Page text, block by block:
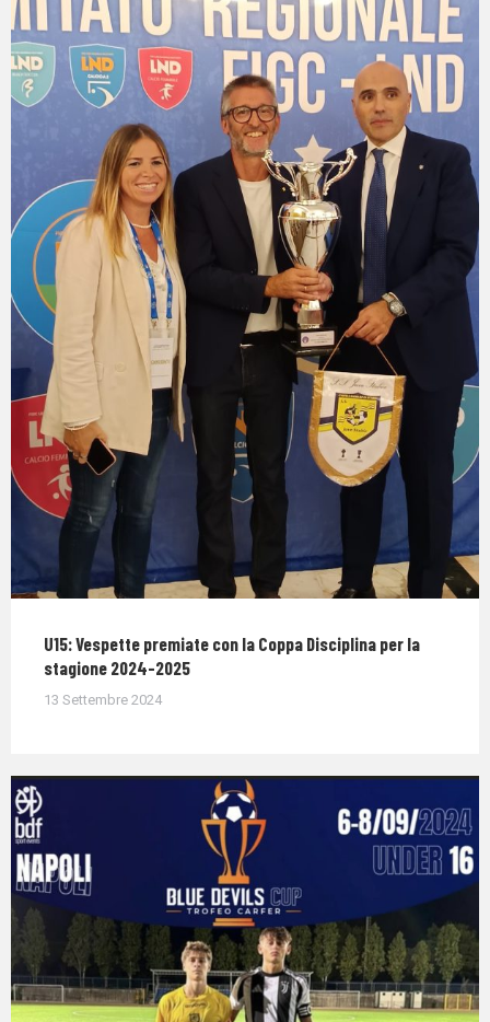
U15: Vespette premiate con la Coppa Disciplina per la
stagione 2024-2025
13 Settembre 2024